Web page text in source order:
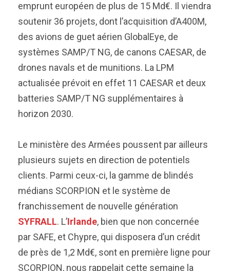
emprunt européen de plus de 15 Md€. Il viendra
soutenir 36 projets, dont l’acquisition d’A400M,
des avions de guet aérien GlobalEye, de
systèmes SAMP/T NG, de canons CAESAR, de
drones navals et de munitions. La LPM
actualisée prévoit en effet 11 CAESAR et deux
batteries SAMP/T NG supplémentaires à
horizon 2030.
Le ministère des Armées poussent par ailleurs
plusieurs sujets en direction de potentiels
clients. Parmi ceux-ci, la gamme de blindés
médians SCORPION et le système de
franchissement de nouvelle génération
SYFRALL. L’Irlande, bien que non concernée
par SAFE, et Chypre, qui disposera d’un crédit
de près de 1,2 Md€, sont en première ligne pour
SCORPION, nous rappelait cette semaine la